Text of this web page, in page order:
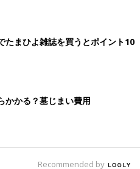
たまひよ雑誌を買うとポイント10
かかる？墓じまい費用
Recommended by